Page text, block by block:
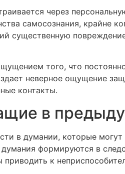
через
самосознания, крайне
существенную
того, что
неверное ощущение
контакты.
в
в думании, которые могут
формируются в
к